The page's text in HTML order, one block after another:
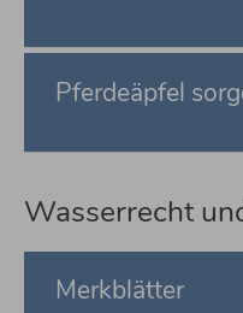
Pferdeäpfel
Wasserrecht
Merkblätter